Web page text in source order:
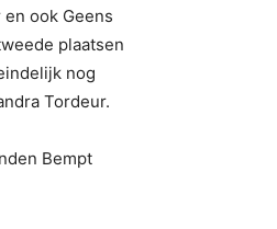
ook Geens
plaatsen
nog
Tordeur.
Bempt